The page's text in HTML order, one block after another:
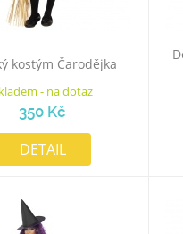
kostým Čarodějka
- na dotaz
350 Kč
DETAIL